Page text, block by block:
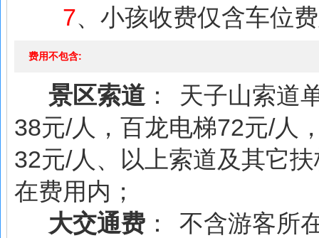
7、小孩收费仅含车位
费用不包含:
景区索道 ： 天子山索道
38元/人，百龙电梯72元/人
32元/人、以上索道及其它
在费用内；
大交通费 ： 不含游客所